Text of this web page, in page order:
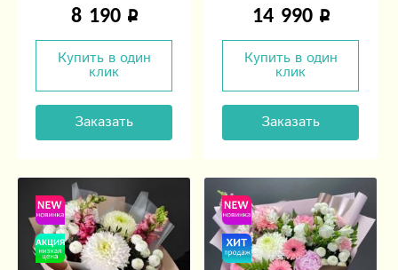
благодарность!
8 190
Купить в один
клик
Заказать
14 990
Купить в один
клик
Заказать